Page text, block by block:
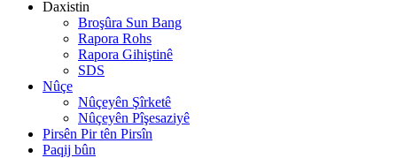
Daxistin
Broşûra Sun Bang
Rapora Rohs
Rapora Gihiştinê
SDS
Nûçe
Nûçeyên Şîrketê
Nûçeyên Pîşesaziyê
Pirsên Pir tên Pirsîn
Paqij bûn